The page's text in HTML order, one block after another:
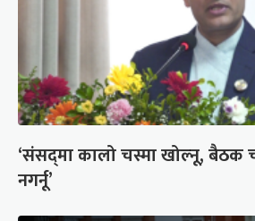
‘संसद्‍मा कालो चस्मा खोल्नू, बैठक
नगर्नू’